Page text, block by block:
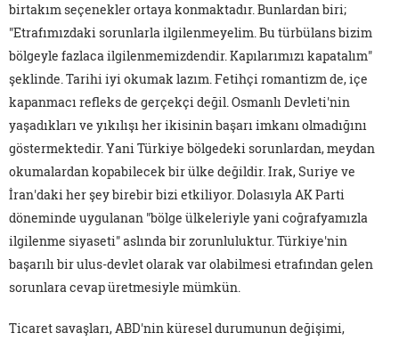
birtakım seçenekler ortaya konmaktadır. Bunlardan biri;
"Etrafımızdaki sorunlarla ilgilenmeyelim. Bu türbülans bizim
bölgeyle fazlaca ilgilenmemizdendir. Kapılarımızı kapatalım"
şeklinde. Tarihi iyi okumak lazım. Fetihçi romantizm de, içe
kapanmacı refleks de gerçekçi değil. Osmanlı Devleti'nin
yaşadıkları ve yıkılışı her ikisinin başarı imkanı olmadığını
göstermektedir. Yani Türkiye bölgedeki sorunlardan, meydan
okumalardan kopabilecek bir ülke değildir. Irak, Suriye ve
İran'daki her şey birebir bizi etkiliyor. Dolasıyla AK Parti
döneminde uygulanan "bölge ülkeleriyle yani coğrafyamızla
ilgilenme siyaseti" aslında bir zorunluluktur. Türkiye'nin
başarılı bir ulus-devlet olarak var olabilmesi etrafından gelen
sorunlara cevap üretmesiyle mümkün.
Ticaret savaşları, ABD'nin küresel durumunun değişimi,